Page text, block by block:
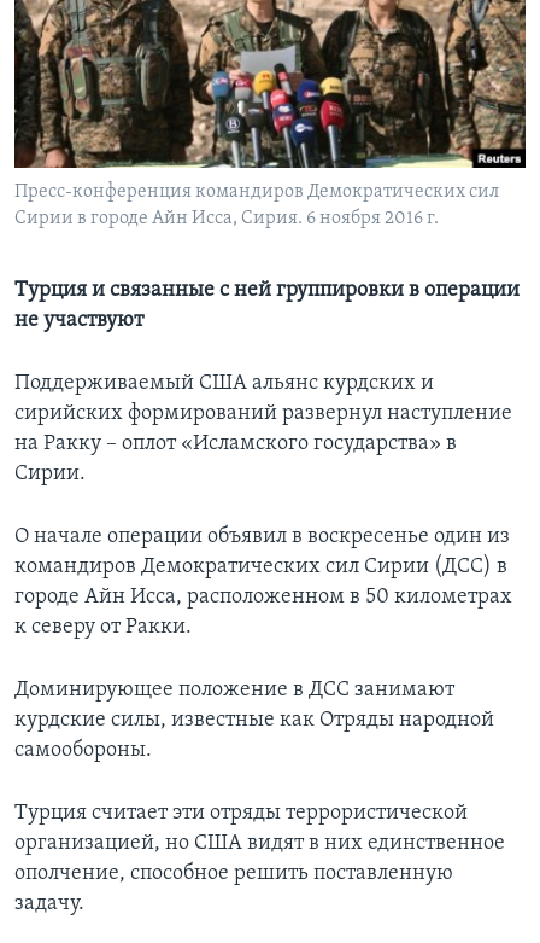
Learning English
СОЦИАЛЬНЫЕ СЕТИ
Языки
Пресс-конференция командиров Демократических сил
Сирии в городе Айн Исса, Сирия. 6 ноября 2016 г.
Турция и связанные с ней группировки в операции
не участвуют
Поддерживаемый США альянс курдских и
сирийских формирований развернул наступление
на Ракку – оплот «Исламского государства» в
Сирии.
О начале операции объявил в воскресенье один из
командиров Демократических сил Сирии (ДСС) в
городе Айн Исса, расположенном в 50 километрах
к северу от Ракки.
Доминирующее положение в ДСС занимают
курдские силы, известные как Отряды народной
самообороны.
Турция считает эти отряды террористической
организацией, но США видят в них единственное
ополчение, способное решить поставленную
задачу.